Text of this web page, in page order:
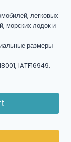
легковых
морских лодок и
размеры
IATF16949,